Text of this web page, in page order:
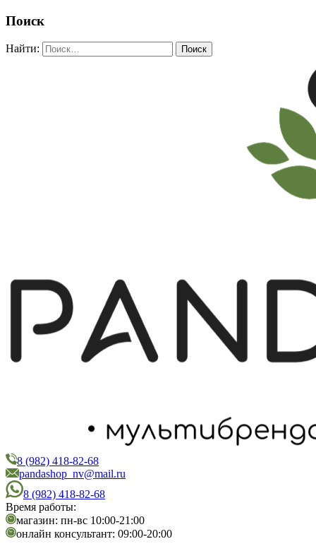
Поиск
Найти:
PandaShop
Интернет-магазин косметики
8 (982) 418-82-68
pandashop_nv@mail.ru
8 (982) 418-82-68
Время работы:
магазин: пн-вс 10:00-21:00
онлайн консультант: 09:00-20:00